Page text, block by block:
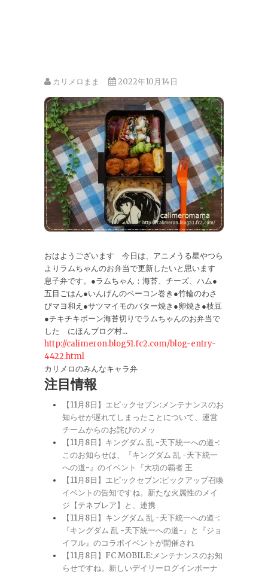
カリメロまま 2022年10月14日
おはようございます 今日は、アニメうる星やつら
よりラムちゃんのお弁当で更新したいと思います
息子弁です。●ラムちゃん：海苔、チーズ、ハム●
五目ごはん●いんげんのベーコン巻き●竹輪のわさ
びマヨ和え●サツマイモのバター焼き●卵焼き●枝豆
●チキチキボーン海苔切りでラムちゃんのお弁当で
した にほんブログ村...
http://calimeron.blog51.fc2.com/blog-entry-
4422.html
カリメロのみんなキャラ弁
注目情報
【11月8日】エピックセブン:メンテナンスのお
知らせが遅れてしまったことについて、運営
チームからのお詫びのメッ
【11月8日】キングダム 乱 -天下統一への道-:
このお知らせは、『キングダム 乱 -天下統一
への道-』のイベント『大功の覇者 王
【11月8日】エピックセブン:ピックアップ召喚
イベントの告知ですね。新たな火属性のメイ
ジ【テネブレア】と、連携
【11月8日】キングダム 乱 -天下統一への道-:
『キングダム 乱 -天下統一への道-』と『ジョ
イフル』のコラボイベントが開催され
【11月8日】FC MOBILE:メンテナンスのお知
らせですね。新しいデイリーログインボーナ